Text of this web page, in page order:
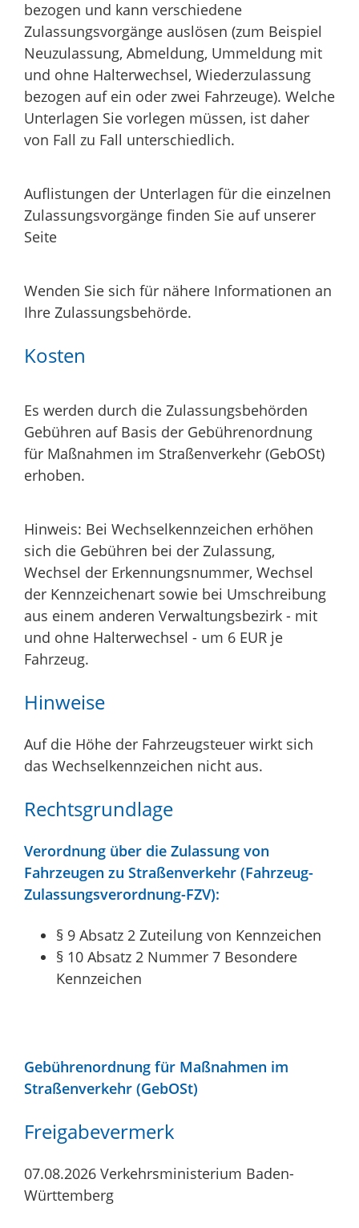
bezogen und kann verschiedene
Zulassungsvorgänge auslösen (zum Beispiel
Neuzulassung, Abmeldung, Ummeldung mit
und ohne Halterwechsel, Wiederzulassung
bezogen auf ein oder zwei Fahrzeuge). Welche
Unterlagen Sie vorlegen müssen, ist daher
von Fall zu Fall unterschiedlich.
Auflistungen der Unterlagen für die einzelnen
Zulassungsvorgänge finden Sie auf unserer
Seite
Wenden Sie sich für nähere Informationen an
Ihre Zulassungsbehörde.
Kosten
Es werden durch die Zulassungsbehörden
Gebühren auf Basis der Gebührenordnung
für Maßnahmen im Straßenverkehr (GebOSt)
erhoben.
Hinweis: Bei Wechselkennzeichen erhöhen
sich die Gebühren bei der Zulassung,
Wechsel der Erkennungsnummer, Wechsel
der Kennzeichenart sowie bei Umschreibung
aus einem anderen Verwaltungsbezirk - mit
und ohne Halterwechsel - um 6 EUR je
Fahrzeug.
Hinweise
Auf die Höhe der Fahrzeugsteuer wirkt sich
das Wechselkennzeichen nicht aus.
Rechtsgrundlage
Verordnung über die Zulassung von
Fahrzeugen zu Straßenverkehr (Fahrzeug-
Zulassungsverordnung-FZV):
§ 9 Absatz 2 Zuteilung von Kennzeichen
§ 10 Absatz 2 Nummer 7 Besondere
Kennzeichen
Gebührenordnung für Maßnahmen im
Straßenverkehr (GebOSt)
Freigabevermerk
07.08.2026 Verkehrsministerium Baden-
Württemberg